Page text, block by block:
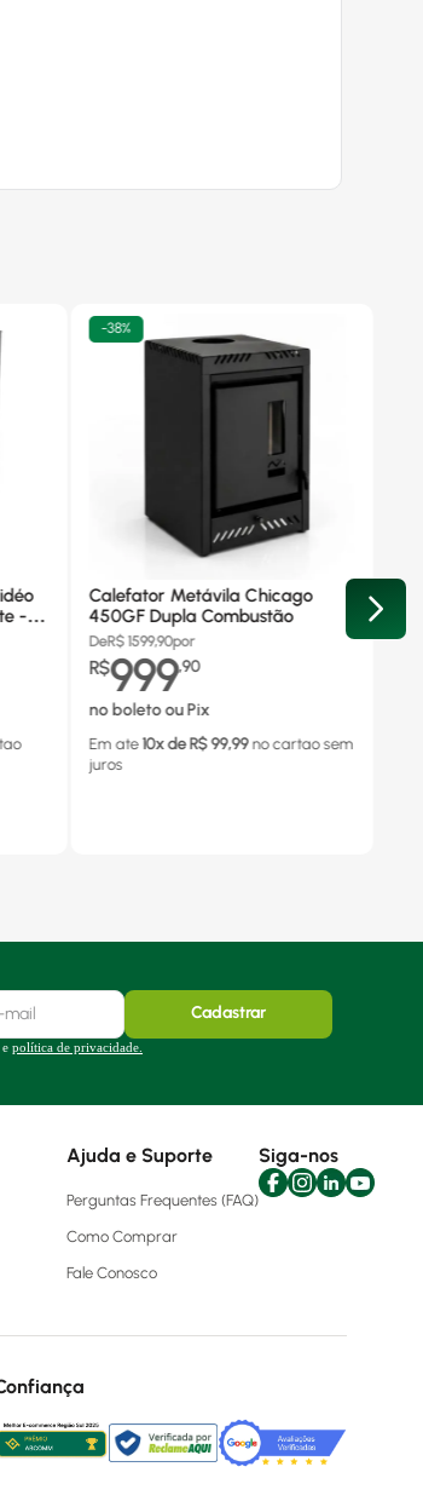
-
-38%
Calefator Metávila Chicago
450GF Dupla Combustão
DeR$ 1599,90por
R$999,90
no boleto ou Pix
Em ate 10x de R$ 99,99 no cartaosem
juros
Cadastrar
e política de privacidade.
Ajuda e Suporte
Perguntas Frequentes (FAQ)
Como Comprar
Fale Conosco
Siga-nos